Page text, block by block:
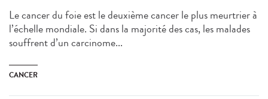
Le cancer du foie est le deuxième cancer le plus meurtrier à
l’échelle mondiale. Si dans la majorité des cas, les malades
souffrent d’un carcinome...
CANCER